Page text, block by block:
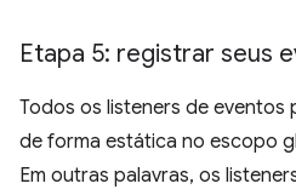
Etapa 5: registrar seus
Todos os listeners de eventos
de forma estática no escopo
Em outras palavras, os